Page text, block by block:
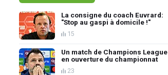
La consigne du coach Euvrard:
"Stop au gaspi à domicile !"
15
Un match de Champions League
en ouverture du championnat
23